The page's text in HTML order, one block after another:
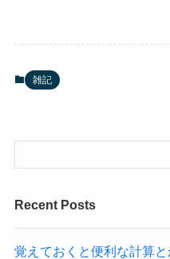
雑記
Recent Posts
覚えておくと便利な計算と